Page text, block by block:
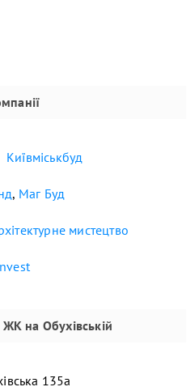
Київміськбуд
, Маг Буд
мистецтво
ЖК на Обухівській
135а